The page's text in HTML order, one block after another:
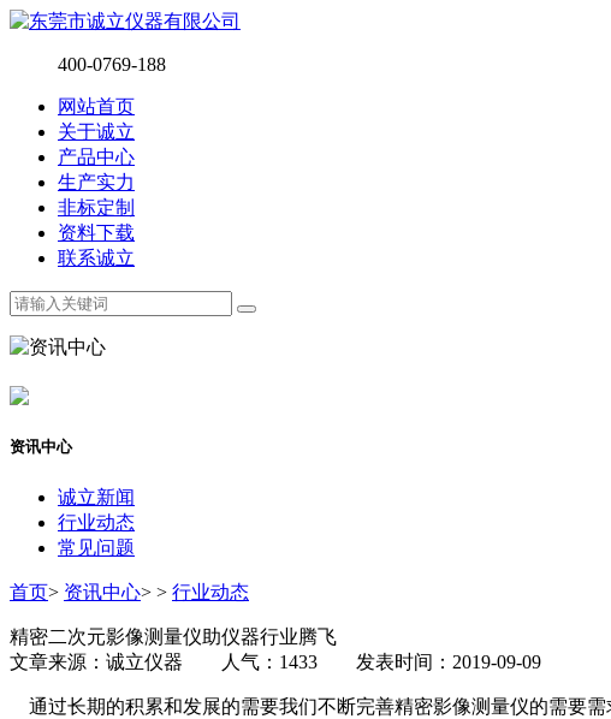
400-0769-188
网站首页
关于诚立
产品中心
生产实力
非标定制
资料下载
联系诚立
资讯中心
诚立新闻
行业动态
常见问题
首页> 资讯中心> > 行业动态
精密二次元影像测量仪助仪器行业腾飞
文章来源：诚立仪器 人气：1433 发表时间：2019-09-09
通过长期的积累和发展的需要我们不断完善精密影像测量仪的需要